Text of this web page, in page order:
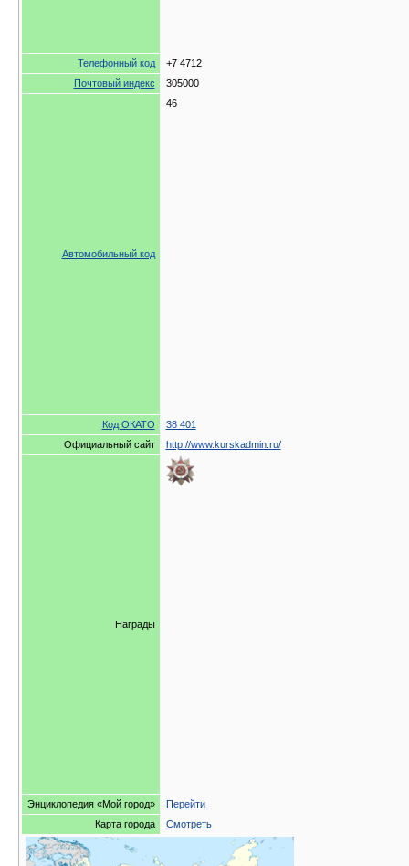
Телефонный код
+7 4712
Почтовый индекс
305000
Автомобильный код
46
Код ОКАТО
38 401
Официальный сайт
http://www.kurskadmin.ru/
Награды
Энциклопедия «Мой город»
Перейти
Карта города
Смотреть